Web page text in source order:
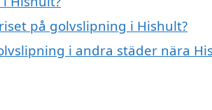
på golvslipning i Hishult?
i andra städer nära